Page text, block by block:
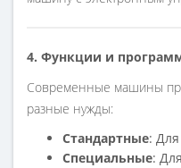
4. Функции и
Современные машины
разные нужды:
Стандартные:
Специальные: